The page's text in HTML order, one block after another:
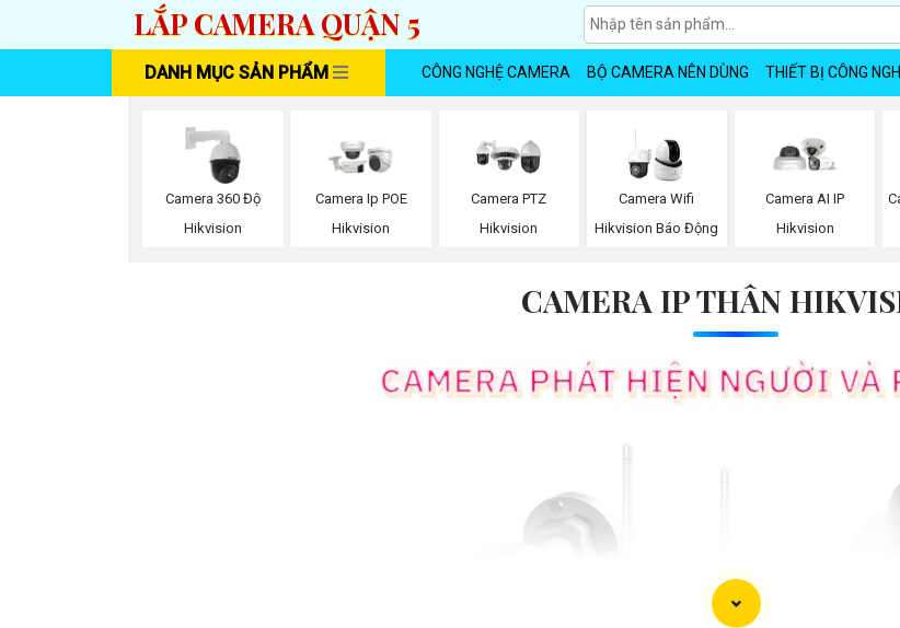
LẮP CAMERA QUẬN 5
DANH MỤC SẢN PHẨM CÔNG NGHỆ CAMERA BỘ CAMERA NÊN DÙNG THIẾT BỊ CÔNG
Camera 360 Độ
Hikvision
Camera Ip POE
Hikvision
Camera PTZ
Hikvision
Camera Wifi
Hikvision Báo Động
Camera AI IP
Hikvision
CAMERA IP THÂN